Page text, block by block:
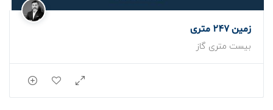
زمین 247 متری
بیست متری گاز